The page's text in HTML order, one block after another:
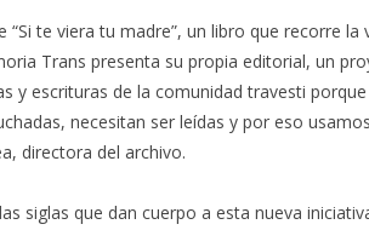
“Si te viera tu madre”, un libro que recorre
Trans presenta su propia editorial, un
y escrituras de la comunidad travesti
necesitan ser leídas y por eso
directora del archivo.
siglas que dan cuerpo a esta nueva